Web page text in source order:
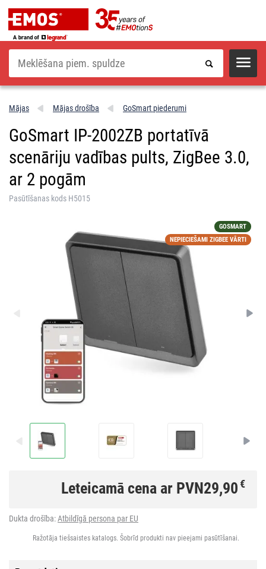
Meklēšana
Mājas Mājas drošība GoSmart piederumi
GoSmart IP-2002ZB portatīvā
scenāriju vadības pults, ZigBee 3.0,
ar 2 pogām
Pasūtīšanas kods H5015
GOSMART
NEPIECIEŠAMI ZIGBEE VĀRTI
Leteicamā cena ar PVN29,90€
Dukta drošība:Atbildīgā persona par EU
Ražotāja tiešsaistes katalogs. Šobrīd produkti nav pieejami pasūtīšanai.